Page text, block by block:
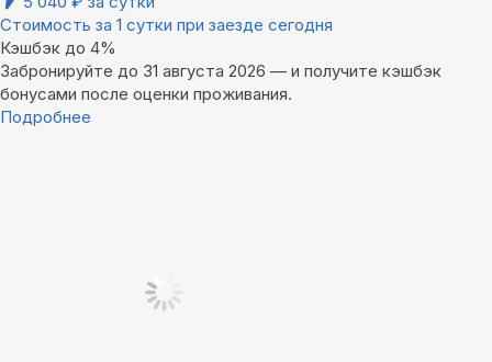
Стоимость за 1 сутки при заезде сегодня
Кэшбэк до 4%
Забронируйте до 31 августа 2026 — и получите кэшбэк
бонусами после оценки проживания.
Подробнее